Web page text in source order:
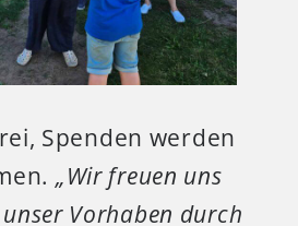
Spenden werden
„Wir freuen uns
Vorhaben durch